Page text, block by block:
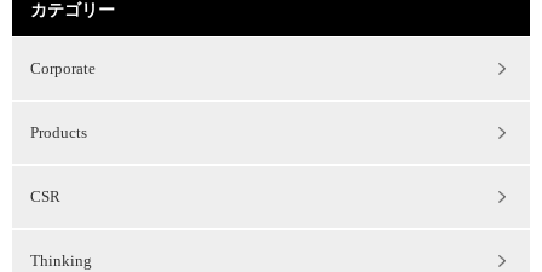
カテゴリー
Corporate
Products
CSR
Thinking